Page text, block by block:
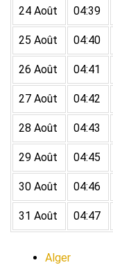
24 Août 04:39
25 Août 04:40
26 Août 04:41
27 Août 04:42
28 Août 04:43
29 Août 04:45
30 Août 04:46
31 Août 04:47
Alger